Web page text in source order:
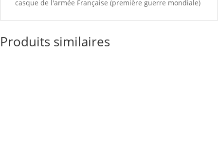
casque de l'armée Française (première guerre mondiale)
Produits similaires